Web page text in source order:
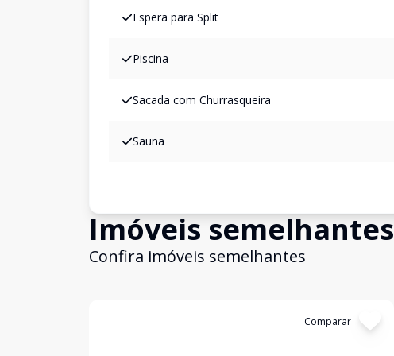
Espera para Split
Piscina
Sacada com Churrasqueira
Sauna
Imóveis semelhantes
Confira imóveis semelhantes
Comparar